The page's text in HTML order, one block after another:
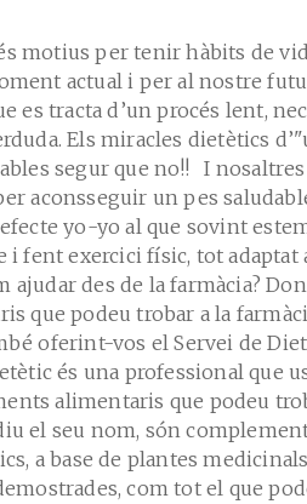
motius per tenir hàbits de
actual i per al nostre
es tracta d’un procés lent,
Els miracles dietètics
segur que no!! I
aconsseguir un pes
yo-yo al que sovint
i fent exercici físic, tot
ajudar des de la farmàcia?
que podeu trobar a la
oferint-vos el Servei de
és una professional que
alimentaris que podeu
el seu nom, són
a base de plantes
com tot el que